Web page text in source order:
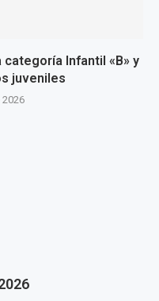
Infantil «B» y
juveniles